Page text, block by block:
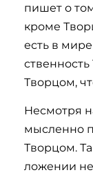
пишет о
кро­ме
есть в
Твор­цом,
Не­смот­ря
мысленно
Творцом.
ло­же­нии